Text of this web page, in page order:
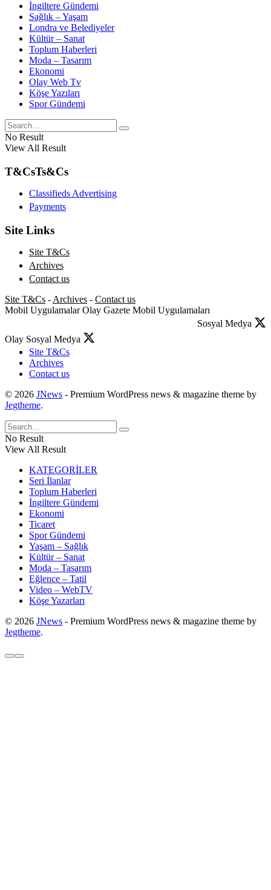
İngiltere Gündemi
Sağlık – Yaşam
Londra ve Belediyeler
Kültür – Sanat
Toplum Haberleri
Moda – Tasarım
Ekonomi
Olay Web Tv
Köşe Yazıları
Spor Gündemi
No Result
View All Result
T&CsTs&Cs
Classifieds Advertising
Payments
Site Links
Site T&Cs
Archives
Contact us
Site T&Cs - Archives - Contact us
Mobil Uygulamalar Olay Gazete Mobil Uygulamaları
Sosyal Medya
Olay Sosyal Medya
Site T&Cs
Archives
Contact us
© 2026 JNews - Premium WordPress news & magazine theme by
Jegtheme.
No Result
View All Result
KATEGORİLER
Seri İlanlar
Toplum Haberleri
İngiltere Gündemi
Ekonomi
Ticaret
Spor Gündemi
Yaşam – Sağlık
Kültür – Sanat
Moda – Tasarım
Eğlence – Tatil
Video – WebTV
Köşe Yazarları
© 2026 JNews - Premium WordPress news & magazine theme by
Jegtheme.